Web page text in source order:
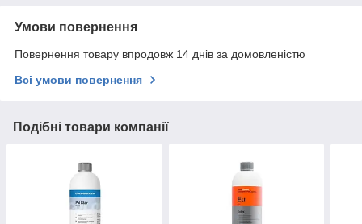
Умови повернення
Повернення товару впродовж 14 днів за домовленістю
Всі умови повернення
Подібні товари компанії